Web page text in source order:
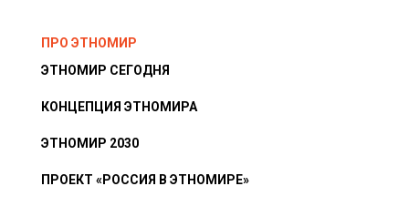
ПРО ЭТНОМИР
ЭТНОМИР СЕГОДНЯ
КОНЦЕПЦИЯ ЭТНОМИРА
ЭТНОМИР 2030
ПРОЕКТ «РОССИЯ В ЭТНОМИРЕ»